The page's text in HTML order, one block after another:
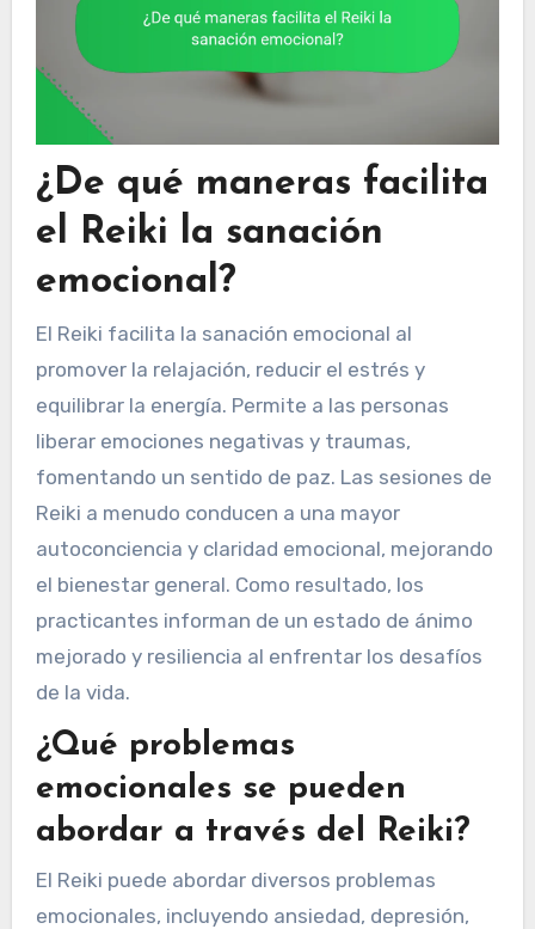
¿De qué maneras facilita
el Reiki la sanación
emocional?
El Reiki facilita la sanación emocional al
promover la relajación, reducir el estrés y
equilibrar la energía. Permite a las personas
liberar emociones negativas y traumas,
fomentando un sentido de paz. Las sesiones de
Reiki a menudo conducen a una mayor
autoconciencia y claridad emocional, mejorando
el bienestar general. Como resultado, los
practicantes informan de un estado de ánimo
mejorado y resiliencia al enfrentar los desafíos
de la vida.
¿Qué problemas
emocionales se pueden
abordar a través del Reiki?
El Reiki puede abordar diversos problemas
emocionales, incluyendo ansiedad, depresión,